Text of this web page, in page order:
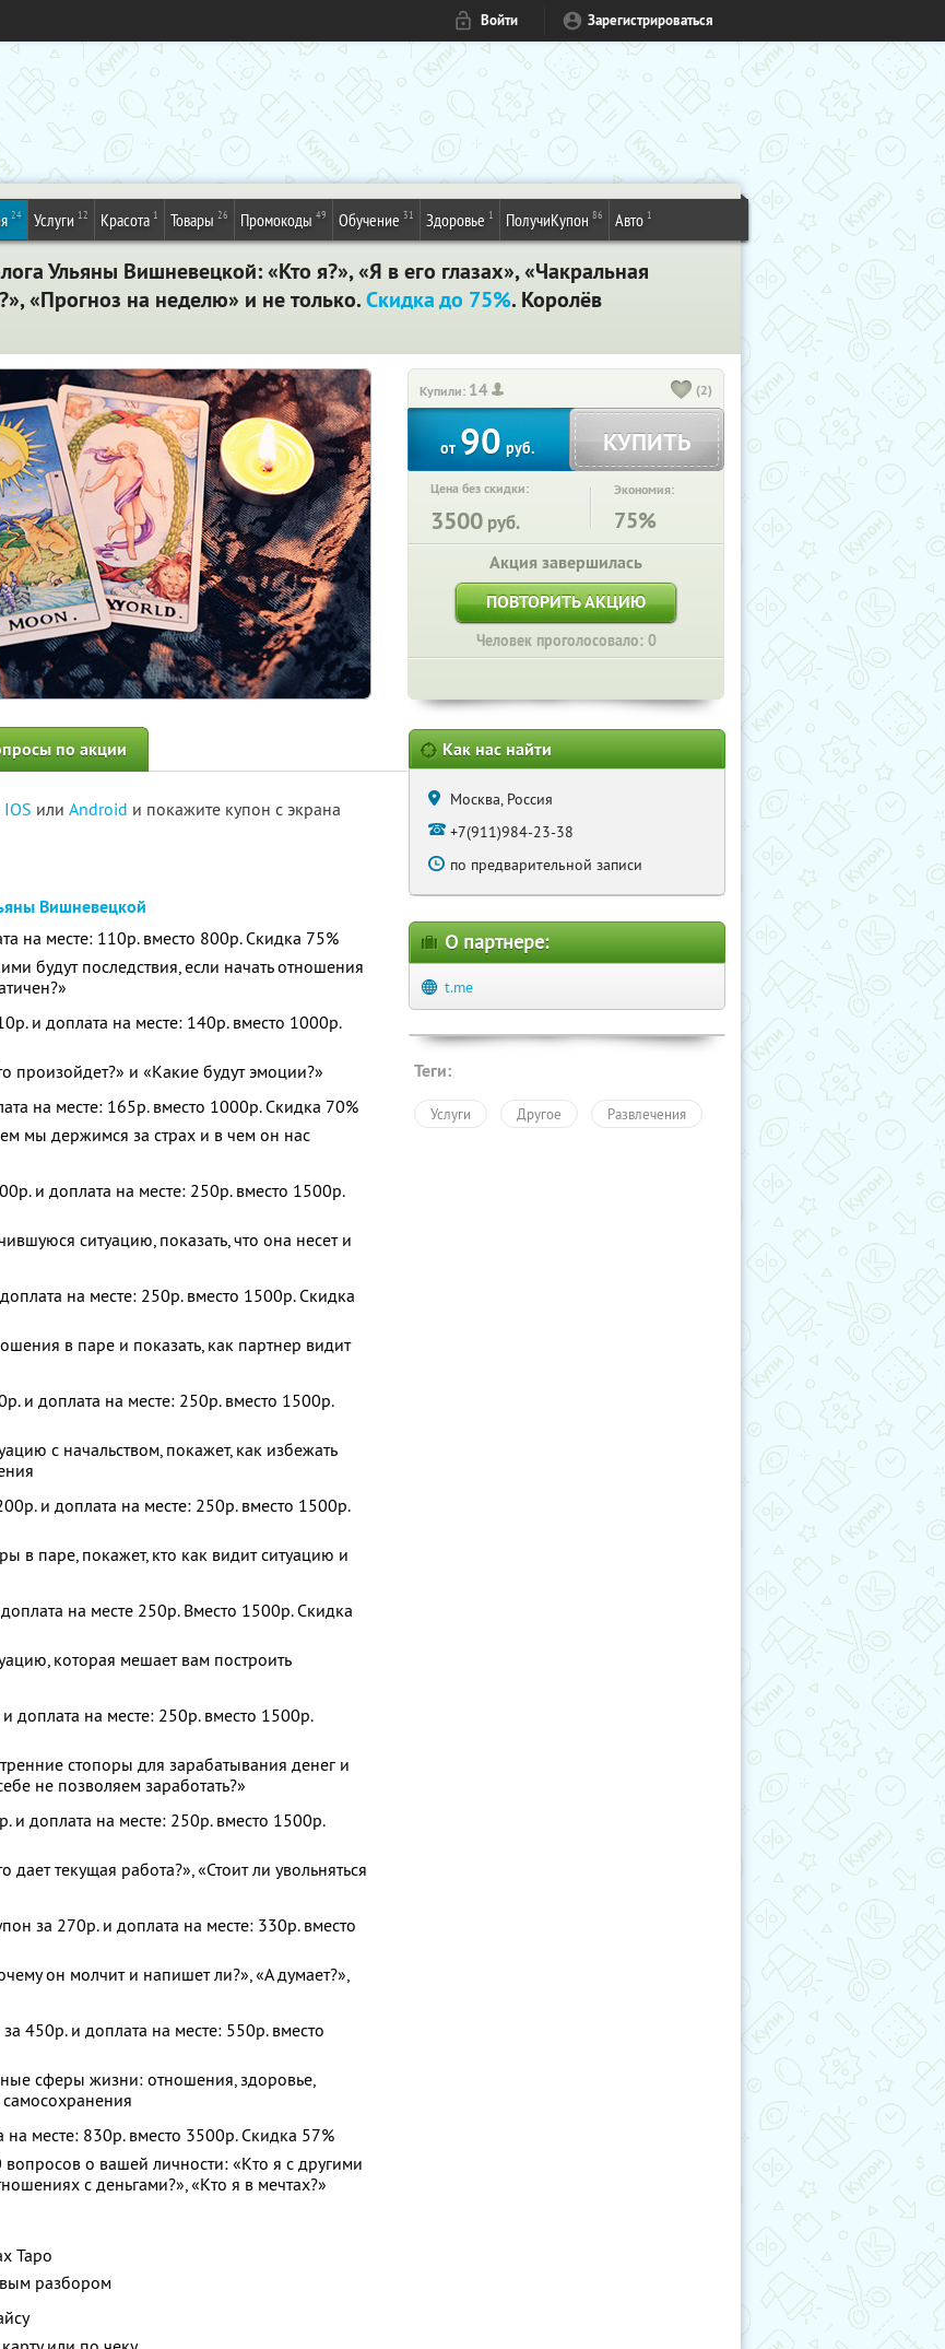
Войти Зарегистрироваться
24 Услуги 12 Красота 1 Товары 26 Промокоды 49 Обучение 31 Здоровье 1 ПолучиКупон 86 Авто 1
Ульяны Вишневецкой: «Кто я?», «Я в его глазах», «Чакральная
«Прогноз на неделю» и не только.Скидка до 75%. Королёв
Купили: 14 (2)
от 90руб. КУПИТЬ
Цена без скидки:
3500 руб.
Экономия:
75%
Акция завершилась
ПОВТОРИТЬ АКЦИЮ
Человек проголосовало: 0
по акции
IOS или Android и покажите купон с экрана
Вишневецкой
на месте: 110р. вместо 800р. Скидка 75%
будут последствия, если начать отношения
и доплата на месте: 140р. вместо 1000р.
произойдет?» и «Какие будут эмоции?»
на месте: 165р. вместо 1000р. Скидка 70%
мы держимся за страх и в чем он нас
и доплата на месте: 250р. вместо 1500р.
ситуацию, показать, что она несет и
на месте: 250р. вместо 1500р. Скидка
в паре и показать, как партнер видит
и доплата на месте: 250р. вместо 1500р.
с начальством, покажет, как избежать
и доплата на месте: 250р. вместо 1500р.
в паре, покажет, кто как видит ситуацию и
на месте 250р. Вместо 1500р. Скидка
которая мешает вам построить
доплата на месте: 250р. вместо 1500р.
стопоры для зарабатывания денег и
не позволяем заработать?»
и доплата на месте: 250р. вместо 1500р.
дает текущая работа?», «Стоит ли увольняться
за 270р. и доплата на месте: 330р. вместо
он молчит и напишет ли?», «А думает?»,
450р. и доплата на месте: 550р. вместо
сферы жизни: отношения, здоровье,
на месте: 830р. вместо 3500р. Скидка 57%
вопросов о вашей личности: «Кто я с другими
с деньгами?», «Кто я в мечтах?»
Таро
разбором
Как нас найти
Москва, Россия
+7(911)984-23-38
по предварительной записи
О партнере:
t.me
Теги:
Услуги Другое Развлечения